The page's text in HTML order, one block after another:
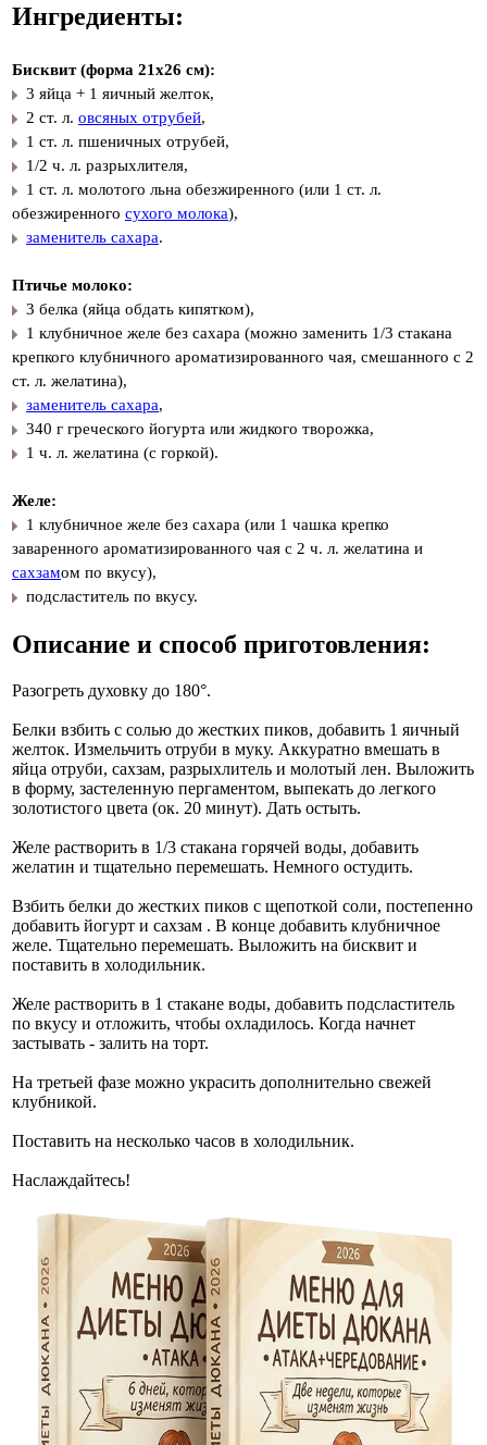
Ингредиенты:
Бисквит (форма 21x26 см):
3 яйца + 1 яичный желток,
2 ст. л. овсяных отрубей,
1 ст. л. пшеничных отрубей,
1/2 ч. л. разрыхлителя,
1 ст. л. молотого льна обезжиренного (или 1 ст. л.
обезжиренного сухого молока),
заменитель сахара.
Птичье молоко:
3 белка (яйца обдать кипятком),
1 клубничное желе без сахара (можно заменить 1/3 стакана
крепкого клубничного ароматизированного чая, смешанного с 2
ст. л. желатина),
заменитель сахара,
340 г греческого йогурта или жидкого творожка,
1 ч. л. желатина (с горкой).
Желе:
1 клубничное желе без сахара (или 1 чашка крепко
заваренного ароматизированного чая с 2 ч. л. желатина и
сахзамом по вкусу),
подсластитель по вкусу.
Описание и способ приготовления:
Разогреть духовку до 180°.
Белки взбить с солью до жестких пиков, добавить 1 яичный
желток. Измельчить отруби в муку. Аккуратно вмешать в
яйца отруби, сахзам, разрыхлитель и молотый лен. Выложить
в форму, застеленную пергаментом, выпекать до легкого
золотистого цвета (ок. 20 минут). Дать остыть.
Желе растворить в 1/3 стакана горячей воды, добавить
желатин и тщательно перемешать. Немного остудить.
Взбить белки до жестких пиков с щепоткой соли, постепенно
добавить йогурт и сахзам . В конце добавить клубничное
желе. Тщательно перемешать. Выложить на бисквит и
поставить в холодильник.
Желе растворить в 1 стакане воды, добавить подсластитель
по вкусу и отложить, чтобы охладилось. Когда начнет
застывать - залить на торт.
На третьей фазе можно украсить дополнительно свежей
клубникой.
Поставить на несколько часов в холодильник.
Наслаждайтесь!